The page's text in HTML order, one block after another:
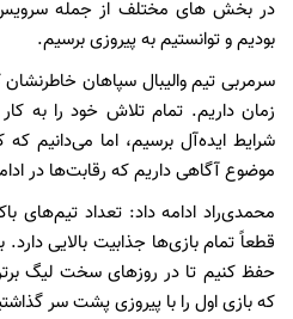
در بخش های مختلف از جمله سرویس
بودیم و توانستیم به پیروزی برسیم.
سرمربی تیم والیبال سپاهان خاطرنشان
زمان داریم. تمام تلاش خود را به
شرایط ایده‌آل برسیم، اما می‌دانیم
موضوع آگاهی داریم که رقابت‌ها در
محمدی‌راد ادامه داد: تعداد تیم‌های
قطعاً تمام بازی‌ها جذابیت بالایی
حفظ کنیم تا در روزهای سخت لیگ
که بازی اول را با پیروزی پشت سر